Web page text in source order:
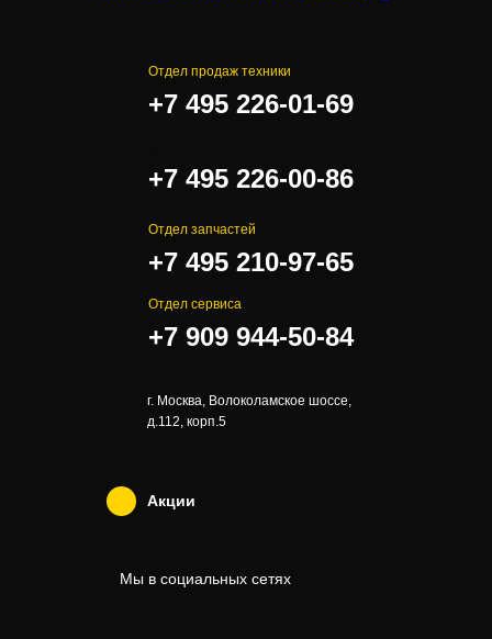
Отдел продаж техники
+7 495 226-01-69
+7 495 226-00-86
Отдел запчастей
+7 495 210-97-65
Отдел сервиса
+7 909 944-50-84
г. Москва, Волоколамское шоссе,
д.112, корп.5
Акции
Мы в социальных сетях